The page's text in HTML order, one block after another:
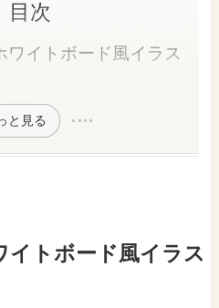
目次
ワイトボード風イラス
と見る
イトボード風イラス